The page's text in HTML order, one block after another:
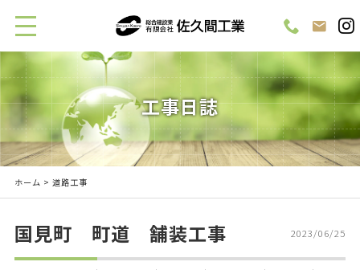
工事日誌
ホーム > 道路工事
国見町 町道 舗装工事 2023/06/25